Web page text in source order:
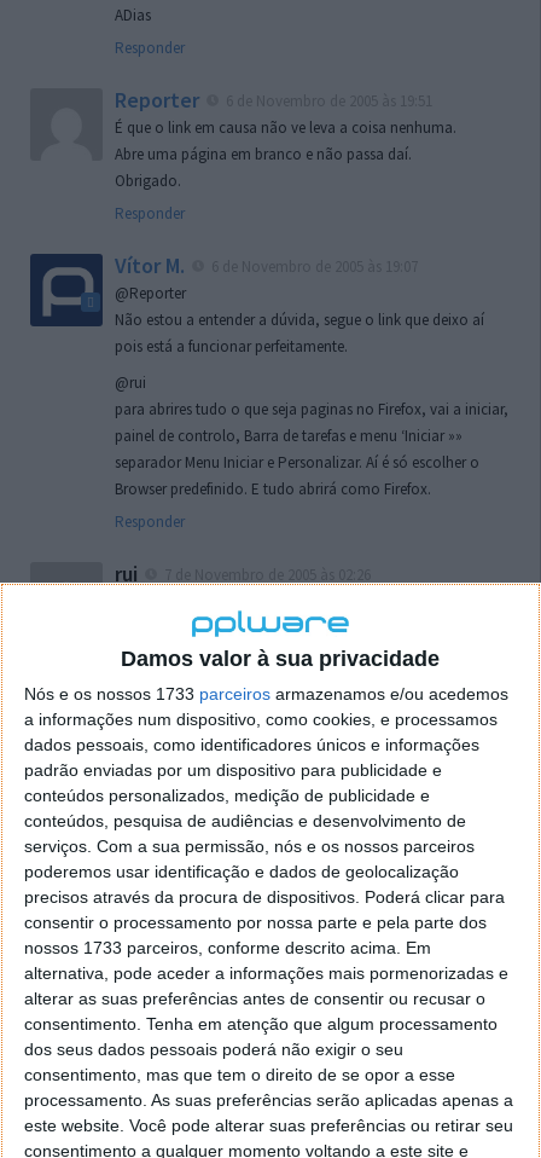
Damos valor à sua privacidade
Nós e os nossos 1733 parceiros armazenamos e/ou acedemos
a informações num dispositivo, como cookies, e processamos
dados pessoais, como identificadores únicos e informações
padrão enviadas por um dispositivo para publicidade e
conteúdos personalizados, medição de publicidade e
conteúdos, pesquisa de audiências e desenvolvimento de
serviços. Com a sua permissão, nós e os nossos parceiros
poderemos usar identificação e dados de geolocalização
precisos através da procura de dispositivos. Poderá clicar para
consentir o processamento por nossa parte e pela parte dos
nossos 1733 parceiros, conforme descrito acima. Em
alternativa, pode aceder a informações mais pormenorizadas e
alterar as suas preferências antes de consentir ou recusar o
consentimento. Tenha em atenção que algum processamento
dos seus dados pessoais poderá não exigir o seu
consentimento, mas que tem o direito de se opor a esse
processamento. As suas preferências serão aplicadas apenas a
este website. Você pode alterar suas preferências ou retirar seu
consentimento a qualquer momento voltando a este site e
ADias
Responder
Reporter
É que o link em causa não ve leva a coisa nenhuma.
Abre uma página em branco e não passa daí.
Obrigado.
Responder
Vítor M.
@Reporter
Não estou a entender a dúvida, segue o link que deixo aí
pois está a funcionar perfeitamente.
@rui
para abrires tudo o que seja paginas no Firefox, vai a iniciar,
painel de controlo, Barra de tarefas e menu ‘Iniciar »»
separador Menu Iniciar e Personalizar. Aí é só escolher o
Browser predefinido. E tudo abrirá como Firefox.
Responder
rui
localizaçao referida n se encontra la nada k me permita por
o firefox como browser predefenido
Ja percorri o painel
tentei apagar o explorer na tentativa de forçar o uso do
firefox mas em vao. Kaso te lembres de outra dica fico
agradecido, caso contrario obrigado a mesma
Responder
Vítor M.
7 de Novembro de 2005 às 01:39
@Reporter
Desculpa mas o link funciona. Seja como for segue por mail
o MSn Messenger 8.
Responder
Vítor M.
@Rui
Tens de encontrar o que te falei. Faz da seguinte maneira,
janela iniciar e no topo dessa janela com o botão direito do
rato faz propriedades. Depois no separador Menu ‘Iniciar’
clica no botão ‘Personalizar’ aí encontrarás no separador